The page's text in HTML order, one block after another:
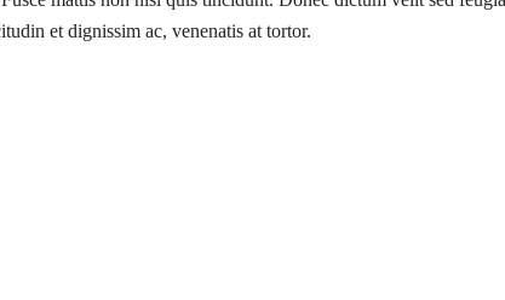
et dignissim ac, venenatis at tortor.